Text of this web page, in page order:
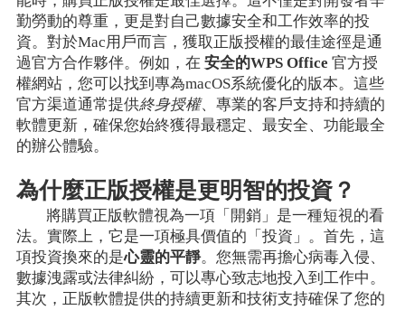
勤勞動的尊重，更是對自己數據安全和工作效率的投
資。對於Mac用戶而言，獲取正版授權的最佳途徑是通
過官方合作夥伴。例如，在 安全的WPS Office 官方授
權網站，您可以找到專為macOS系統優化的版本。這些
官方渠道通常提供終身授權、專業的客戶支持和持續的
軟體更新，確保您始終獲得最穩定、最安全、功能最全
的辦公體驗。
為什麼正版授權是更明智的投資？
將購買正版軟體視為一項「開銷」是一種短視的看
法。實際上，它是一項極具價值的「投資」。首先，這
項投資換來的是心靈的平靜。您無需再擔心病毒入侵、
數據洩露或法律糾紛，可以專心致志地投入到工作中。
其次，正版軟體提供的持續更新和技術支持確保了您的